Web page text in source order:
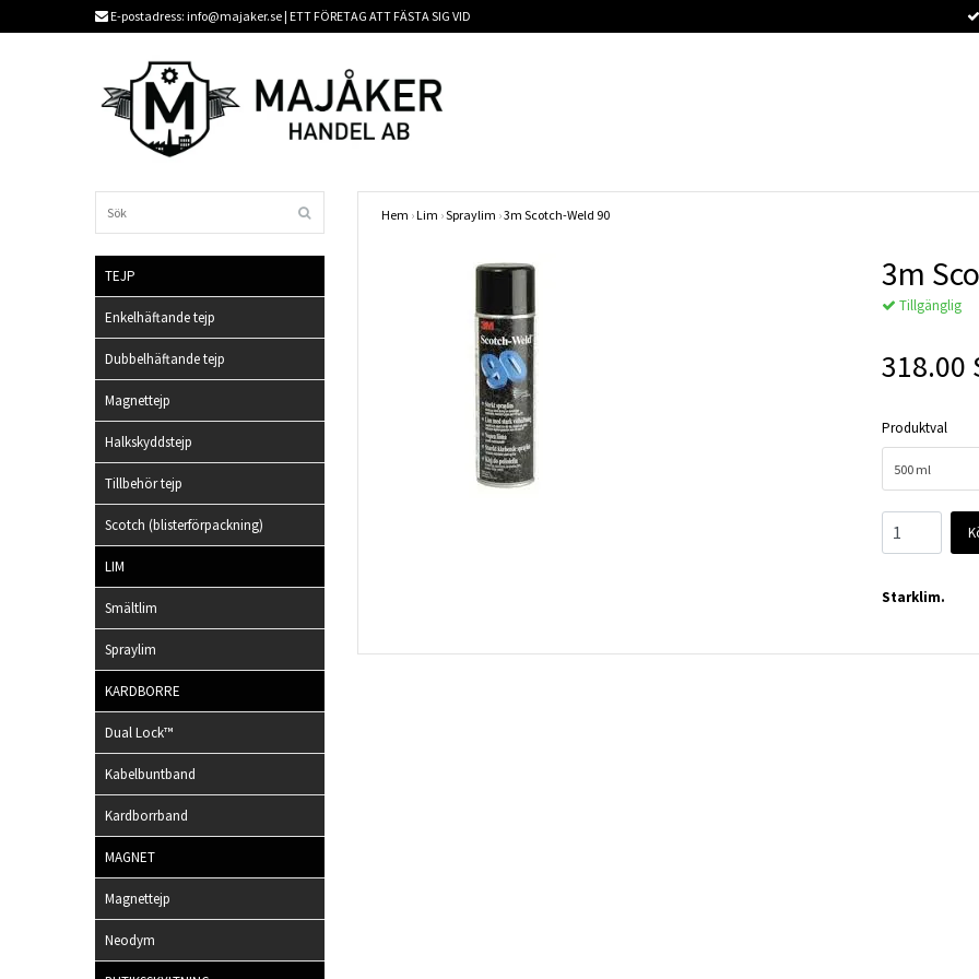
E-postadress: info@majaker.se| ETT FÖRETAG ATT FÄSTA SIG VID
TEJP
Enkelhäftande tejp
Dubbelhäftande tejp
Magnettejp
Halkskyddstejp
Tillbehör tejp
Scotch (blisterförpackning)
LIM
Smältlim
Spraylim
KARDBORRE
Dual Lock™
Kabelbuntband
Kardborrband
MAGNET
Magnettejp
Neodym
Hem ›Lim ›Spraylim ›3m Scotch-Weld 90
3m
Tillgänglig
318.00
Produktval
500 ml
Starklim.